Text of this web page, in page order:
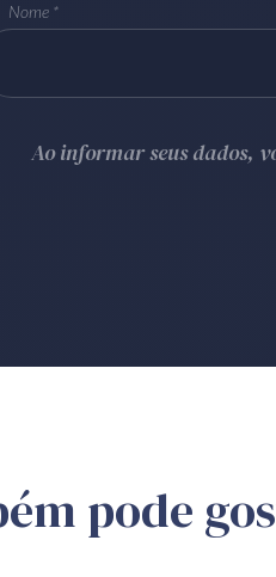
Nome
Ao informar seus dados,
pode